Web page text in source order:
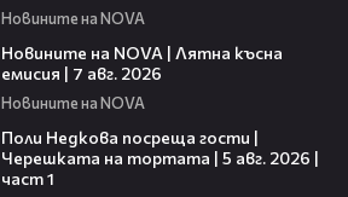
Новините на NOVA
Новините на NOVA | Лятна късна
емисия | 7 авг. 2026
Новините на NOVA
Поли Недкова посреща гости |
Черешката на тортата | 5 авг. 2026 |
част 1